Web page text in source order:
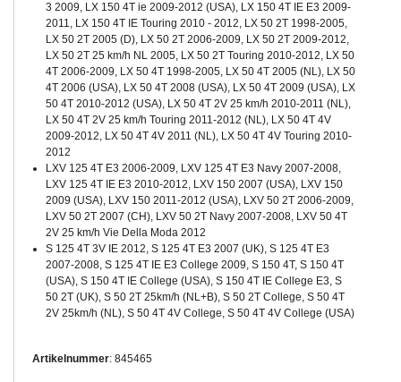
3 2009, LX 150 4T ie 2009-2012 (USA), LX 150 4T IE E3 2009-
2011, LX 150 4T IE Touring 2010 - 2012, LX 50 2T 1998-2005,
LX 50 2T 2005 (D), LX 50 2T 2006-2009, LX 50 2T 2009-2012,
LX 50 2T 25 km/h NL 2005, LX 50 2T Touring 2010-2012, LX 50
4T 2006-2009, LX 50 4T 1998-2005, LX 50 4T 2005 (NL), LX 50
4T 2006 (USA), LX 50 4T 2008 (USA), LX 50 4T 2009 (USA), LX
50 4T 2010-2012 (USA), LX 50 4T 2V 25 km/h 2010-2011 (NL),
LX 50 4T 2V 25 km/h Touring 2011-2012 (NL), LX 50 4T 4V
2009-2012, LX 50 4T 4V 2011 (NL), LX 50 4T 4V Touring 2010-
2012
LXV 125 4T E3 2006-2009, LXV 125 4T E3 Navy 2007-2008,
LXV 125 4T IE E3 2010-2012, LXV 150 2007 (USA), LXV 150
2009 (USA), LXV 150 2011-2012 (USA), LXV 50 2T 2006-2009,
LXV 50 2T 2007 (CH), LXV 50 2T Navy 2007-2008, LXV 50 4T
2V 25 km/h Vie Della Moda 2012
S 125 4T 3V IE 2012, S 125 4T E3 2007 (UK), S 125 4T E3
2007-2008, S 125 4T IE E3 College 2009, S 150 4T, S 150 4T
(USA), S 150 4T IE College (USA), S 150 4T IE College E3, S
50 2T (UK), S 50 2T 25km/h (NL+B), S 50 2T College, S 50 4T
2V 25km/h (NL), S 50 4T 4V College, S 50 4T 4V College (USA)
Artikelnummer: 845465